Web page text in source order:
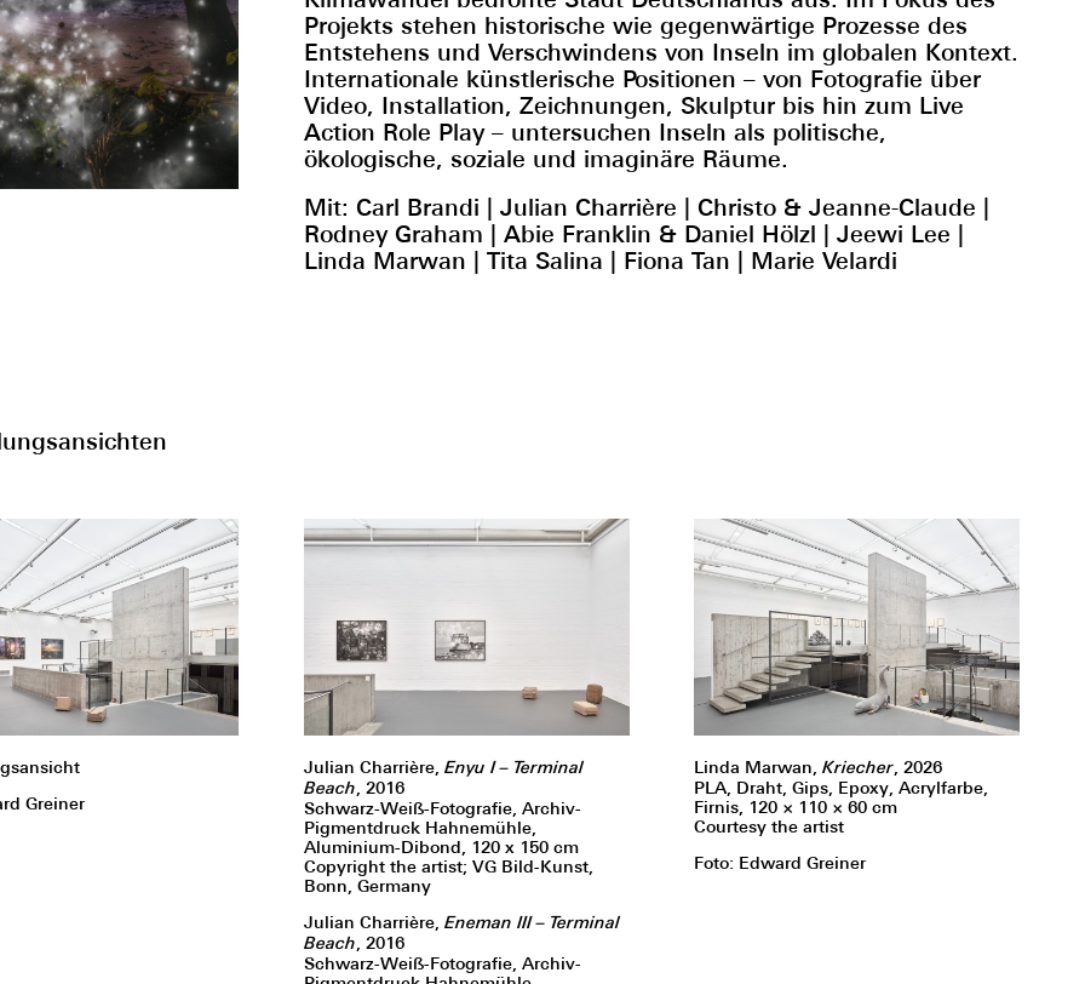
Projekts stehen historische wie gegenwärtige Prozesse des
Entstehens und Verschwindens von Inseln im globalen Kontext.
Internationale künstlerische Positionen – von Fotografie über
Video, Installation, Zeichnungen, Skulptur bis hin zum Live
Action Role Play – untersuchen Inseln als politische,
ökologische, soziale und imaginäre Räume.
Mit: Carl Brandi | Julian Charrière | Christo & Jeanne-Claude |
Rodney Graham | Abie Franklin & Daniel Hölzl | Jeewi Lee |
Linda Marwan | Tita Salina | Fiona Tan | Marie Velardi
Greiner
Julian Charrière, Enyu I – Terminal
Beach, 2016
Schwarz-Weiß-Fotografie, Archiv-
Pigmentdruck Hahnemühle,
Aluminium-Dibond, 120 x 150 cm
Copyright the artist; VG Bild-Kunst,
Bonn, Germany
Julian Charrière, Eneman III – Terminal
Beach, 2016
Schwarz-Weiß-Fotografie, Archiv-
Linda Marwan,Kriecher, 2026
PLA, Draht, Gips, Epoxy, Acrylfarbe,
Firnis, 120 × 110 × 60 cm
Courtesy the artist
Foto: Edward Greiner